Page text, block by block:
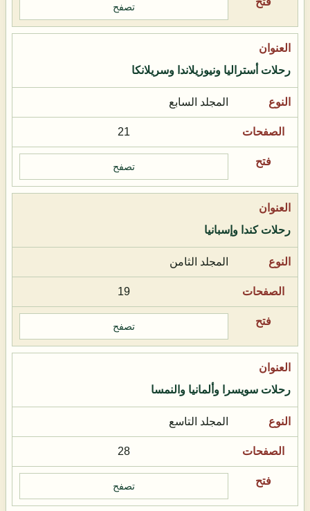
تصفح
رحلات أستراليا ونيوزيلاندا وسريلانكا
المجلد السابع
21
تصفح
رحلات كندا وإسبانيا
المجلد الثامن
19
تصفح
رحلات سويسرا وألمانيا والنمسا
المجلد التاسع
28
تصفح